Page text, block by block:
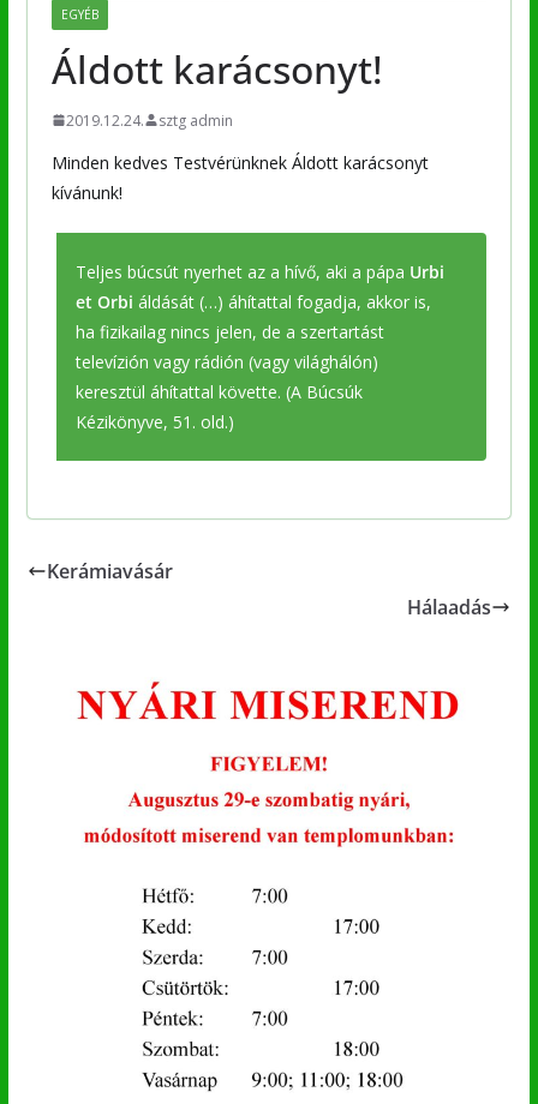
EGYÉB
Áldott karácsonyt!
2019.12.24. sztg admin
Minden kedves Testvérünknek Áldott karácsonyt
kívánunk!
Teljes búcsút nyerhet az a hívő, aki a pápa Urbi
et Orbi áldását (…) áhítattal fogadja, akkor is,
ha fizikailag nincs jelen, de a szertartást
televízión vagy rádión (vagy világhálón)
keresztül áhítattal követte. (A Búcsúk
Kézikönyve, 51. old.)
Kerámiavásár
Hálaadás